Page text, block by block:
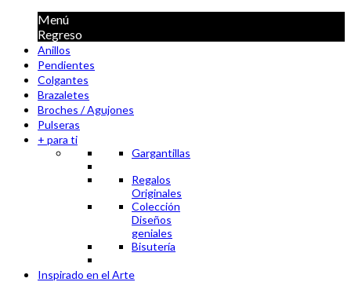
Menú
Regreso
Anillos
Pendientes
Colgantes
Brazaletes
Broches / Agujones
Pulseras
+ para ti
Gargantillas
Regalos
Originales
Colección
Diseños
geniales
Bisutería
Inspirado en el Arte